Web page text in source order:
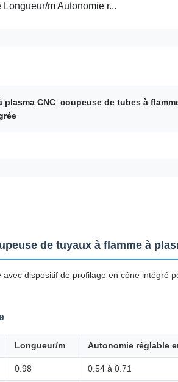
m Autonomie r...
plasma CNC coupeuse de tubes à
de tuyaux à flamme à
dispositif de profilage en cône intégré
Longueur/m Autonomie réglable
0.98 0.54 à 0.71